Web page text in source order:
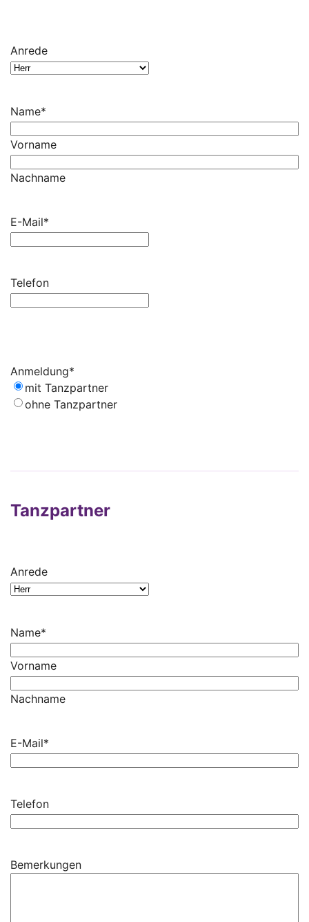
Anrede
Name*
Vorname
Nachname
E-Mail*
Telefon
Anmeldung*
mit Tanzpartner
ohne Tanzpartner
Tanzpartner
Anrede
Name*
Vorname
Nachname
E-Mail*
Telefon
Bemerkungen